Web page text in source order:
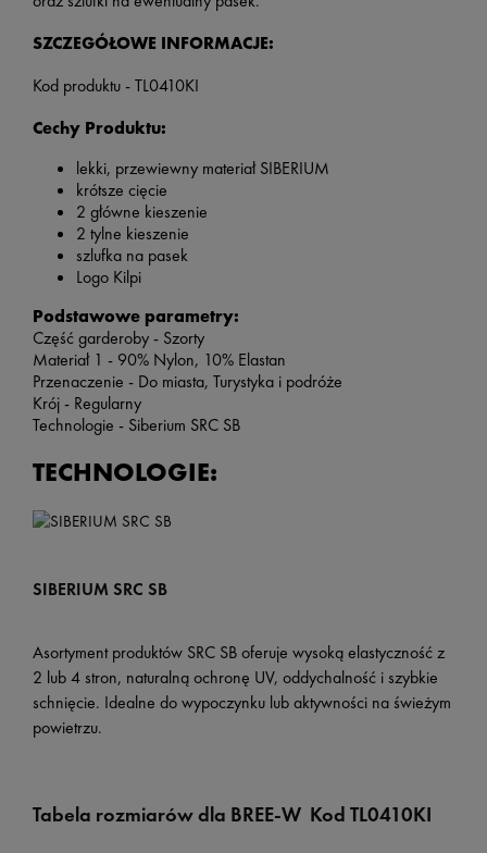
SZCZEGÓŁOWE INFORMACJE:
Kod produktu - TL0410KI
Cechy Produktu:
lekki, przewiewny materiał SIBERIUM
krótsze cięcie
2 główne kieszenie
2 tylne kieszenie
szlufka na pasek
Logo Kilpi
Podstawowe parametry:
Część garderoby - Szorty
Materiał 1 - 90% Nylon, 10% Elastan
Przenaczenie - Do miasta, Turystyka i podróże
Krój - Regularny
Technologie - Siberium SRC SB
TECHNOLOGIE:
SIBERIUM SRC SB
Asortyment produktów SRC SB oferuje wysoką elastyczność z
2 lub 4 stron, naturalną ochronę UV, oddychalność i szybkie
schnięcie. Idealne do wypoczynku lub aktywności na świeżym
powietrzu.
Tabela rozmiarówdla BREE-W Kod TL0410KI